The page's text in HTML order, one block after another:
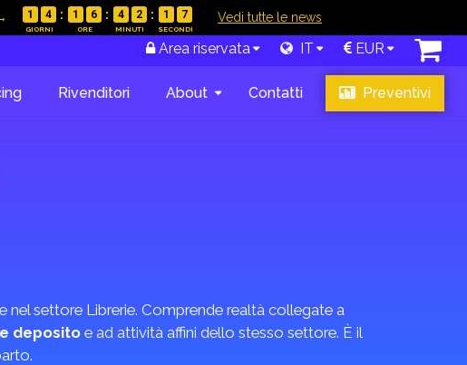
1 4 1 6 4 2 1 6 Vedi tutte le news
Area riservata IT EUR
Rivenditori About Contatti Preventivi
nel settore Librerie. Comprende realtà collegate a
depositoe ad attività affini dello stesso settore. È il